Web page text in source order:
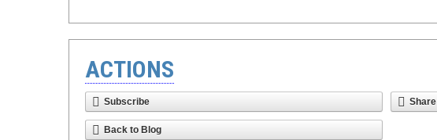
ACTIONS
Subscribe Share
Back to Blog